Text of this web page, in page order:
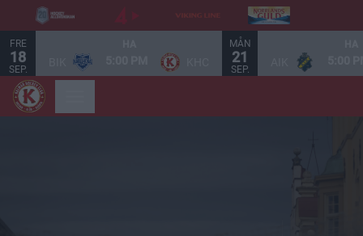
FRE
18
SEP.
MÅN
21
SEP.